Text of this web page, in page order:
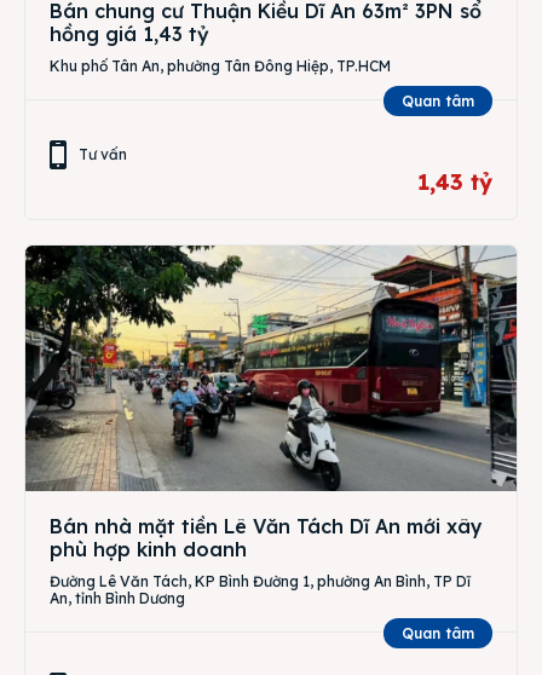
Bán chung cư Thuận Kiều Dĩ An 63m² 3PN sổ
hồng giá 1,43 tỷ
Khu phố Tân An, phường Tân Đông Hiệp, TP.HCM
Quan tâm
Tư vấn
1,43 tỷ
Bán nhà mặt tiền Lê Văn Tách Dĩ An mới xây
phù hợp kinh doanh
Đường Lê Văn Tách, KP Bình Đường 1, phường An Bình, TP Dĩ
An, tỉnh Bình Dương
Quan tâm